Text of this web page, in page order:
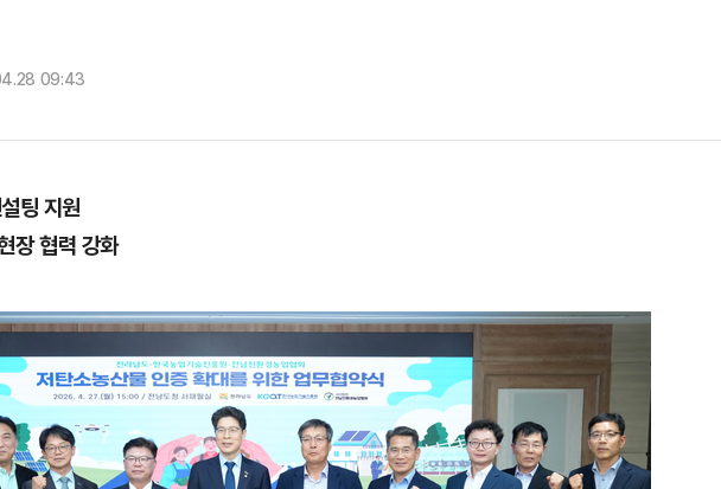
09:43
팅 지원
장 협력 강화